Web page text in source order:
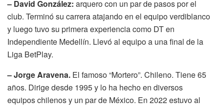
– David González: arquero con un par de pasos por el
club. Terminó su carrera atajando en el equipo verdiblanco
y luego tuvo su primera experiencia como DT en
Independiente Medellín. Llevó al equipo a una final de la
Liga BetPlay.
– Jorge Aravena. El famoso “Mortero”. Chileno. Tiene 65
años. Dirige desde 1995 y lo ha hecho en diversos
equipos chilenos y un par de México. En 2022 estuvo al